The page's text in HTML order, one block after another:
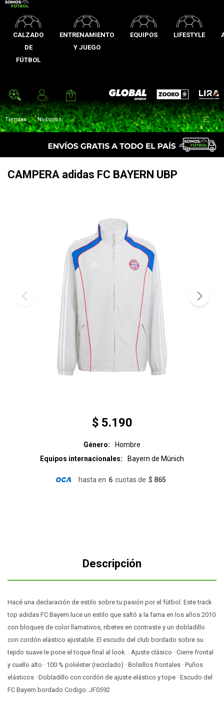
CALZADO
DE
FÚTBOL
ENTRENAMIENTO
Y JUEGO
EQUIPOS LIFESTYLE
Global Sports Zooko Lira
Tiendas Nosotros 
CAMPERA adidas FC BAYERN UBP
$ 5.190
Género
Hombre
Equipos internacionales
Bayern de Múnich
hasta en 6 cuotas de $ 865
Descripción
Hacé una declaración de estilo sobre tu pasión por el fútbol. Este track
top adidas FC Bayern luce un estilo que saltó a la fama en los años 2010
con bloques de color llamativos, ribetes en contraste y un dobladillo
con cordón elástico ajustable. El escudo del club bordado sobre su
tejido suave le pone el toque final al look. · Ajuste clásico · Cierre frontal
y cuello alto · 100 % poliéster (reciclado) · Bolsillos frontales · Puños
elásticos · Dobladillo con cordón de ajuste elástico y tope · Escudo del
FC Bayern bordado Codigo: JF0592